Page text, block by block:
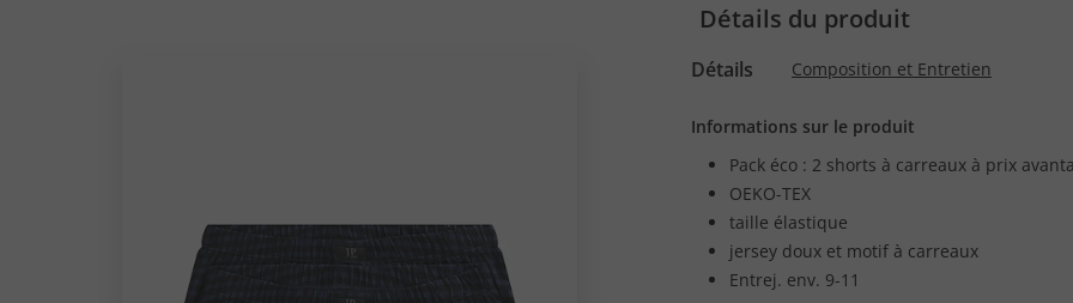
Détails du produit
Détails Composition et Entretien
Informations sur le produit
Pack éco : 2 shorts à carreaux à prix
OEKO-TEX
taille élastique
jersey doux et motif à carreaux
Entrej. env. 9-11